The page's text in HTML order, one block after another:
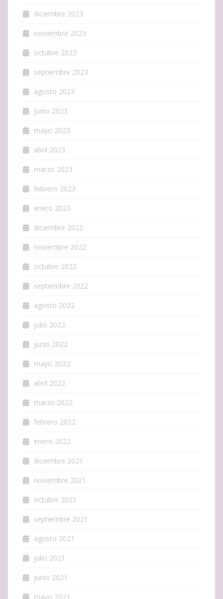
diciembre 2023
noviembre 2023
octubre 2023
septiembre 2023
agosto 2023
junio 2023
mayo 2023
abril 2023
marzo 2023
febrero 2023
enero 2023
diciembre 2022
noviembre 2022
octubre 2022
septiembre 2022
agosto 2022
julio 2022
junio 2022
mayo 2022
abril 2022
marzo 2022
febrero 2022
enero 2022
diciembre 2021
noviembre 2021
octubre 2021
septiembre 2021
agosto 2021
julio 2021
junio 2021
mayo 2021